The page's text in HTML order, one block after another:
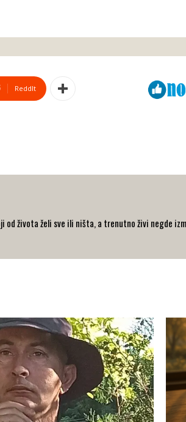
ReddIt
od života želi sve ili ništa, a trenutno živi negde